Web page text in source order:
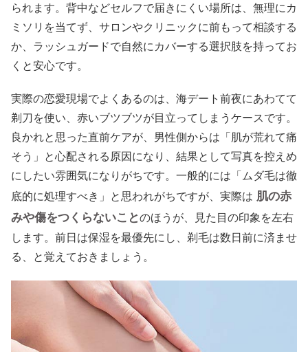
られます。背中などセルフで届きにくい場所は、無理にカ
ミソリを当てず、サロンやクリニックに前もって相談する
か、ラッシュガードで自然にカバーする選択肢を持ってお
くと安心です。
実際の恋愛現場でよくあるのは、海デート前夜にあわてて
剃刀を使い、赤いブツブツが目立ってしまうケースです。
良かれと思った直前ケアが、男性側からは「肌が荒れて痛
そう」と心配される原因になり、結果として写真を控えめ
にしたい雰囲気になりがちです。一般的には「ムダ毛は徹
底的に処理すべき」と思われがちですが、実際は 肌の赤
みや傷をつくらないことのほうが、見た目の印象を左右
します。前日は保湿を最優先にし、剃毛は数日前に済ませ
る、と覚えておきましょう。